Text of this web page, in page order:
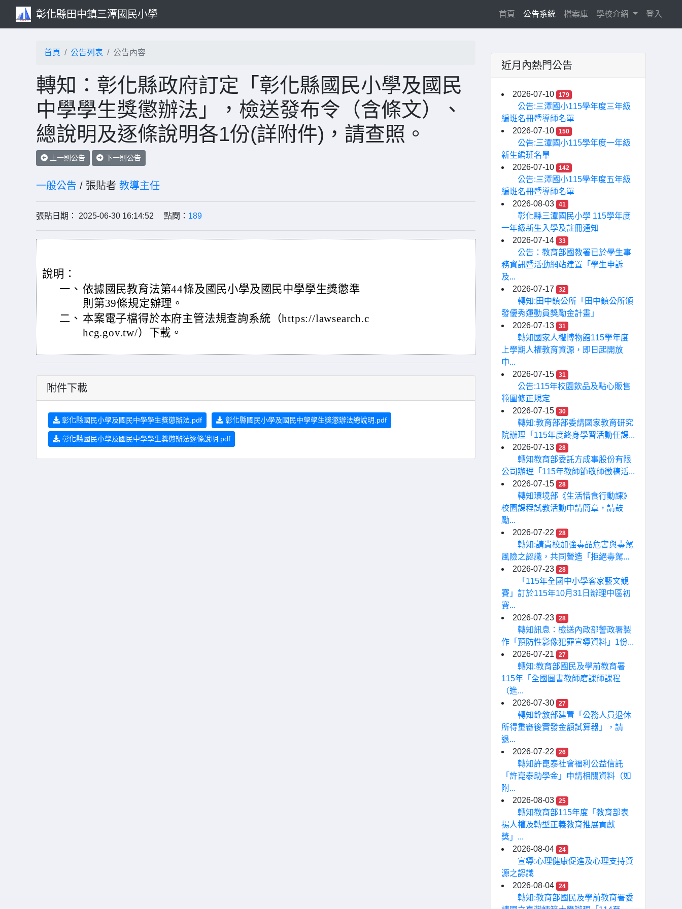
彰化縣田中鎮三潭國民小學 首頁 (current)
公告系統 檔案庫 學校介紹 登入
首頁 公告列表 公告內容
轉知：彰化縣政府訂定「彰化縣國民小學及國民
中學學生獎懲辦法」，檢送發布令（含條文）、
總說明及逐條說明各1份(詳附件)，請查照。
上一則公告 下一則公告
一般公告 / 張貼者 教導主任
張貼日期： 2025-06-30 16:14:52 點閱： 189
說明：
一、 依據國民教育法第44條及國民小學及國民中學學生獎懲準
則第39條規定辦理。
二、 本案電子檔得於本府主管法規查詢系統（https://lawsearch.c
hcg.gov.tw/）下載。
附件下載
彰化縣國民小學及國民中學學生獎懲辦法.pdf 彰化縣國民小學及國民中學學生獎懲辦法總說明.pdf
彰化縣國民小學及國民中學學生獎懲辦法逐條說明.pdf
近月內熱門公告
2026-07-10 179
公告:三潭國小115學年度三年級
編班名冊暨導師名單
2026-07-10
150
公告:三潭國小115學年度一年級
新生編班名單
2026-07-10
142
公告:三潭國小115學年度五年級
編班名冊暨導師名單
2026-08-03
41
彰化縣三潭國民小學 115學年度
一年級新生入學及註冊通知
2026-07-14
33
公告：教育部國教署已於學生事
務資訊暨活動網站建置「學生申訴
及...
2026-07-17
32
轉知:田中鎮公所「田中鎮公所頒
發優秀運動員獎勵金計畫」
2026-07-13
31
轉知國家人權博物館115學年度
上學期人權教育資源，即日起開放
申...
2026-07-15
31
公告:115年校園飲品及點心販售
範圍修正規定
2026-07-15
30
轉知:教育部部委請國家教育研究
院辦理「115年度終身學習活動任課...
2026-07-13
28
轉知教育部委託方成事股份有限
公司辦理「115年教師節敬師徵稿活...
2026-07-15
28
轉知環境部《生活惜食行動課》
校園課程試教活動申請簡章，請鼓
勵...
2026-07-22
28
轉知:請貴校加強毒品危害與毒駕
風險之認識，共同營造「拒絕毒駕...
2026-07-23
28
「115年全國中小學客家藝文競
賽」訂於115年10月31日辦理中區初
賽...
2026-07-23
28
轉知訊息：檢送內政部警政署製
作「預防性影像犯罪宣導資料」1份...
2026-07-21
27
轉知:教育部國民及學前教育署
115年「全國圖書教師磨課師課程
（進...
2026-07-30
27
轉知銓敘部建置「公務人員退休
所得重審後實發金額試算器」，請
退...
2026-07-22
26
轉知許崑泰社會福利公益信託
「許崑泰助學金」申請相關資料（如
附...
2026-08-03
25
轉知教育部115年度「教育部表
揚人權及轉型正義教育推展貢獻
獎」...
2026-08-04
24
宣導:心理健康促進及心理支持資
源之認識
2026-08-04
24
轉知:教育部國民及學前教育署委